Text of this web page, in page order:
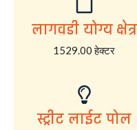
लागवडी योग्य क्षेत्र
1529.00 हेक्टर
स्ट्रीट लाईट पोल